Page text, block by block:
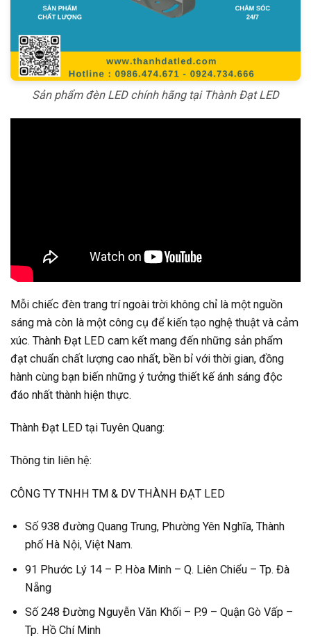
Sản phẩm đèn LED chính hãng tại Thành Đạt LED
Mỗi chiếc đèn trang trí ngoài trời không chỉ là một nguồn
sáng mà còn là một công cụ để kiến tạo nghệ thuật và cảm
xúc. Thành Đạt LED cam kết mang đến những sản phẩm
đạt chuẩn chất lượng cao nhất, bền bỉ với thời gian, đồng
hành cùng bạn biến những ý tưởng thiết kế ánh sáng độc
đáo nhất thành hiện thực.
Thành Đạt LED tại Tuyên Quang:
Thông tin liên hệ:
CÔNG TY TNHH TM & DV THÀNH ĐẠT LED
Số 938 đường Quang Trung, Phường Yên Nghĩa, Thành
phố Hà Nội, Việt Nam.
91 Phước Lý 14 – P. Hòa Minh – Q. Liên Chiểu – Tp. Đà
Nẵng
Số 248 Đường Nguyễn Văn Khối – P.9 – Quận Gò Vấp –
Tp. Hồ Chí Minh